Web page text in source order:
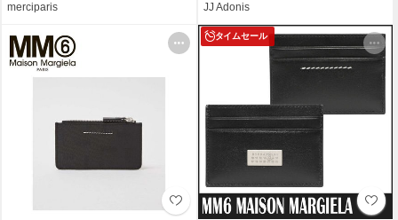
merciparis JJ Adonis
タイムセール